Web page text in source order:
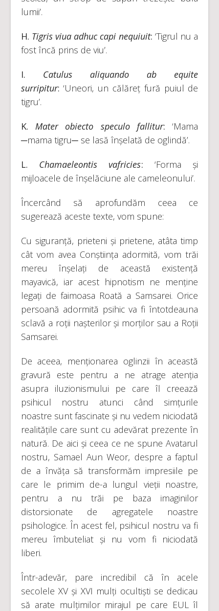
lumii’.
H. Tigris viua adhuc capi nequiuit: ‘Tigrul nu a
fost încă prins de viu’.
I.
Catulus aliquando ab equite
surripitur:‘Uneori, un călăreț fură puiul de
tigru’.
K. Mater obiecto speculo fallitur:‘Mama
─mama tigru─ se lasă înșelată de oglindă’.
L. Chamaeleontis vafricies: ‘Forma și
mijloacele de înșelăciune ale cameleonului’.
Încercând să aprofundăm ceea ce
sugerează aceste texte, vom spune:
Cu siguranță, prieteni și prietene, atâta timp
cât vom avea Conștiința adormită, vom trăi
mereu înșelați de această existență
mayavică, iar acest hipnotism ne menține
legați de faimoasa Roată a Samsarei. Orice
persoană adormită psihic va fi întotdeauna
sclavă a roții nașterilor și morților sau a Roții
Samsarei.
De aceea, menționarea oglinzii în această
gravură este pentru a ne atrage atenția
asupra iluzionismului pe care îl creează
psihicul nostru atunci când simțurile
noastre sunt fascinate și nu vedem niciodată
realitățile care sunt cu adevărat prezente în
natură. De aici și ceea ce ne spune Avatarul
nostru, Samael Aun Weor, despre a faptul
de a învăța să transformăm impresiile pe
care le primim de-a lungul vieții noastre,
pentru a nu trăi pe baza imaginilor
distorsionate de agregatele noastre
psihologice. În acest fel, psihicul nostru va fi
mereu îmbuteliat și nu vom fi niciodată
liberi.
Într-adevăr, pare incredibil că în acele
secolele XV și XVI mulți ocultiști se dedicau
să arate mulțimilor mirajul pe care EUL îl